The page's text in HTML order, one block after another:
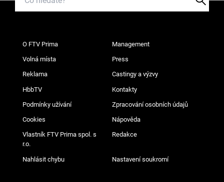
O FTV Prima Management
Volná místa Press
Reklama Castingy a výzvy
HbbTV Kontakty
Podmínky užívání Zpracování osobních údajů
Cookies Nápověda
Vlastník FTV Prima spol. s
r.o.
Redakce
Nahlásit chybu Nastavení soukromí